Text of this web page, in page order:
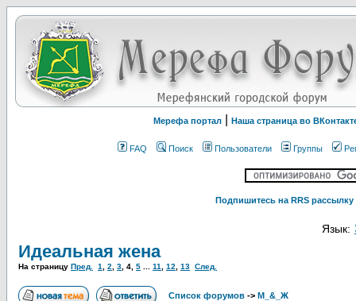
Мерефа портал Наша страница во
FAQ Поиск Пользователи Группы
Подпишитесь на RRS
Язык:
Идеальная жена
На страницу Пред. 1 2 3 4 5 11 12 13 След.
Список форумов -> М_&_Ж